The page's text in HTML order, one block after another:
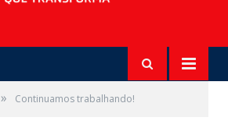
» Continuamos trabalhando!